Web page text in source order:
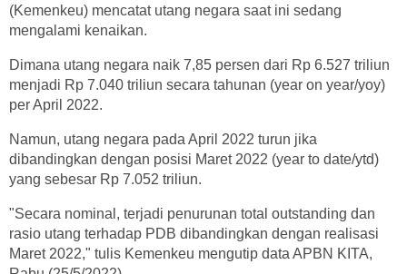
(Kemenkeu) mencatat utang negara saat ini sedang
mengalami kenaikan.
Dimana utang negara naik 7,85 persen dari Rp 6.527 triliun
menjadi Rp 7.040 triliun secara tahunan (year on year/yoy)
per April 2022.
Namun, utang negara pada April 2022 turun jika
dibandingkan dengan posisi Maret 2022 (year to date/ytd)
yang sebesar Rp 7.052 triliun.
"Secara nominal, terjadi penurunan total outstanding dan
rasio utang terhadap PDB dibandingkan dengan realisasi
Maret 2022," tulis Kemenkeu mengutip data APBN KITA,